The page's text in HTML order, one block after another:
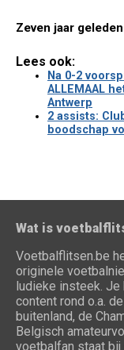
Zeven jaar
Lees ook:
Na 0-2
ALLEMAAL
Antwerp
2 assists:
boodschap
Wat is
Voetbalflitsen.be
originele
ludieke insteek. Je
content rond o.a.
buitenland, de
Belgisch
voetbalfan staat